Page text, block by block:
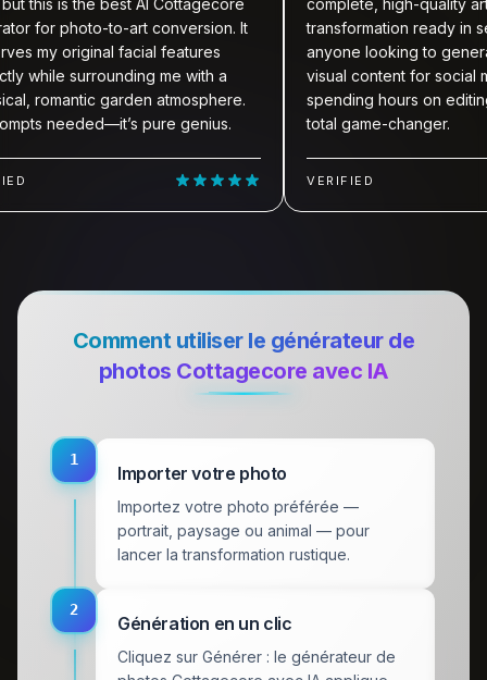
is the best AI Cottagecore
photo-to-art conversion. It
original facial features
surrounding me with a
garden atmosphere.
needed—it’s pure genius.
complete, high-quality artistic
transformation ready in
anyone looking to generate
visual content for social
spending hours on editing,
total game-changer.
VERIFIED
Comment utiliser le générateur de
photos Cottagecore avec IA
1
Importer votre photo
Importez votre photo préférée —
portrait, paysage ou animal — pour
lancer la transformation rustique.
2
Génération en un clic
Cliquez sur Générer : le générateur de